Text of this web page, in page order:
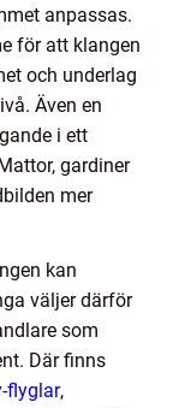
anpassas.
för att klangen
och underlag
Även en
i ett
gardiner
mer
kan
väljer därför
som
Där finns
flyglar,